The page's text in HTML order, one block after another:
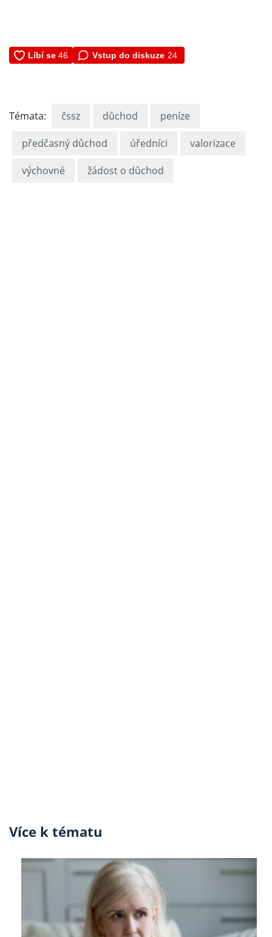
Vstup do diskuze 24
Témata: čssz důchod peníze
předčasný důchod úředníci valorizace
výchovné žádost o důchod
Více k tématu